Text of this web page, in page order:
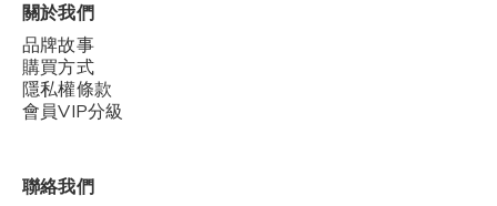
關於我們
品牌故事
購買方式
隱私權條款
會員VIP分級
聯絡我們